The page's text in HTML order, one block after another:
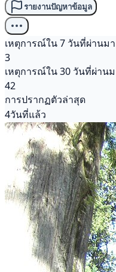
รายงานปัญหาข้อมูล
เหตุการณ์ใน 7 วันที่ผ่านมา
3
เหตุการณ์ใน 30 วันที่ผ่าน
42
การปรากฏตัวล่าสุด
4วันที่แล้ว